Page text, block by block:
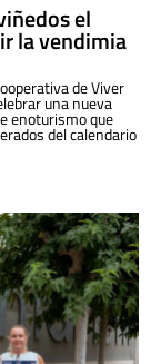
el
la vendimia
de Viver
una nueva
enoturismo que
del calendario